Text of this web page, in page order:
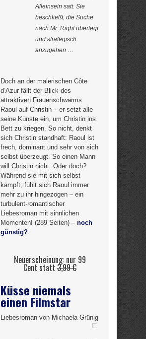
Alleinsein satt. Sie
beschließt, die Suche
nach Mr. Right überlegt
und strategisch
anzugehen …
Doch an der malerischen Côte
d‘Azur fällt der Blick des
attraktiven Frauenschwarms
Raoul auf Christin – er setzt alle
seine Künste ein, um Christin ins
Bett zu kriegen. So nicht, denkt
sich Christin standhaft: Raoul ist
frech, dominant und sehr von sich
selbst überzeugt. So einen Mann
will Christin nicht. Oder doch?
Während sie mit sich selbst
kämpft, fühlt sich Raoul immer
mehr zu ihr hingezogen – ein
turbulent-romantischer
Liebesroman mit sinnlichen
Momenten! (289 Seiten) – noch
günstig?
Neuerscheinung: nur 99
Cent statt3,99 €
Küsse niemals
einen Filmstar
Liebesroman von Michaela Grünig